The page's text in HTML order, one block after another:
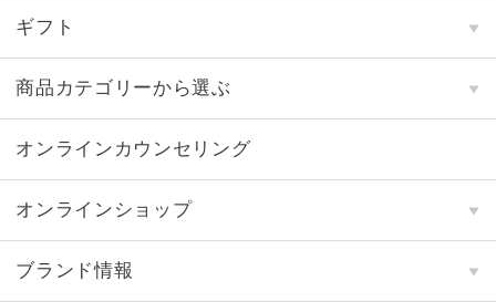
ギフト
商品カテゴリーから選ぶ
オンラインカウンセリング
オンラインショップ
ブランド情報